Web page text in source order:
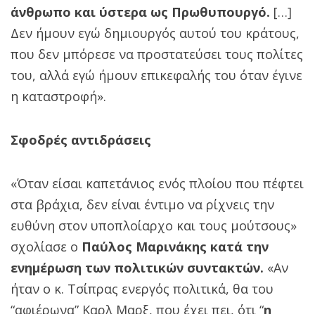
άνθρωπο και ύστερα ως Πρωθυπουργό. […]
Δεν ήμουν εγώ δημιουργός αυτού του κράτους,
που δεν μπόρεσε να προστατεύσει τους πολίτες
του, αλλά εγώ ήμουν επικεφαλής του όταν έγινε
η καταστροφή».
Σφοδρές αντιδράσεις
«Όταν είσαι καπετάνιος ενός πλοίου που πέφτει
στα βράχια, δεν είναι έντιμο να ρίχνεις την
ευθύνη στον υποπλοίαρχο και τους μούτσους»
σχολίασε ο Παύλος Μαρινάκης κατά την
ενημέρωση των πολιτικών συντακτών. «Αν
ήταν ο κ. Τσίπρας ενεργός πολιτικά, θα του
“αφιέρωνα” Καρλ Μαρξ, που έχει πει, ότι “η